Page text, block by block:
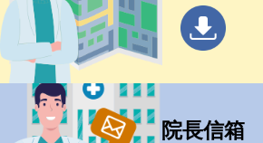
院長信箱